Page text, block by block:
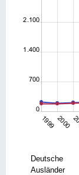
Deutsche
Ausländer